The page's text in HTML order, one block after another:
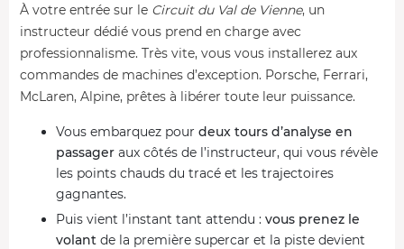
À votre entrée sur le Circuit du Val de Vienne, un
instructeur dédié vous prend en charge avec
professionnalisme. Très vite, vous vous installerez aux
commandes de machines d’exception. Porsche, Ferrari,
McLaren, Alpine, prêtes à libérer toute leur puissance.
Vous embarquez pour deux tours d’analyse en
passager aux côtés de l’instructeur, qui vous révèle
les points chauds du tracé et les trajectoires
gagnantes.
Puis vient l’instant tant attendu : vous prenez le
volant de la première supercar et la piste devient